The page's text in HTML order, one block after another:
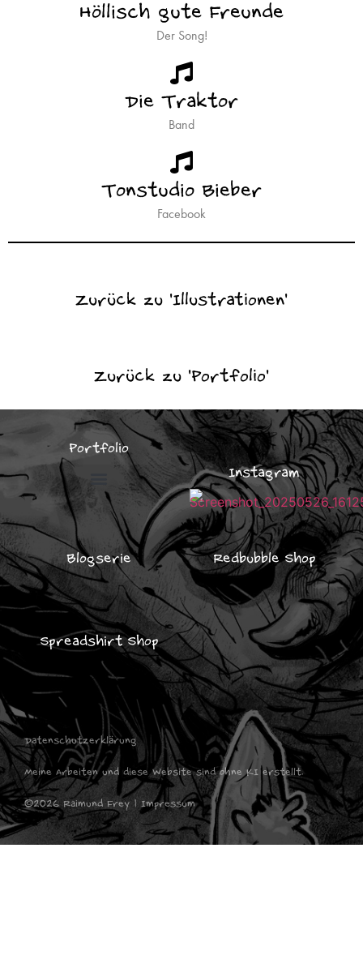
Höllisch gute Freunde
Der Song!
Die Traktor
Band
Tonstudio Bieber
Facebook
Zurück zu 'Illustrationen'
Zurück zu 'Portfolio'
Portfolio
Instagram
Blogserie Redbubble Shop
Spreadshirt Shop
Datenschutzerklärung
Meine Arbeiten und diese Website sind ohne KI erstellt.
©2026 Raimund Frey | Impressum